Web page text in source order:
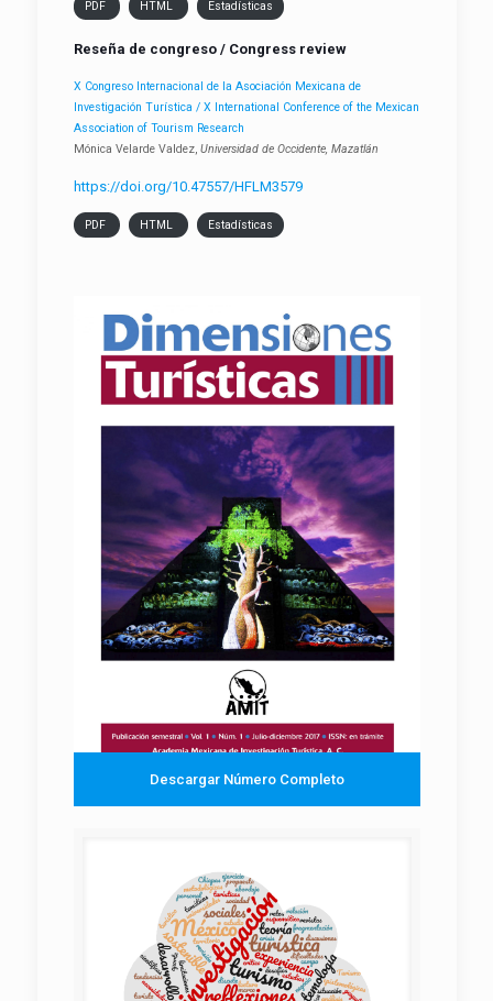
PDF HTML Estadísticas
Reseña de congreso / Congress review
X Congreso Internacional de la Asociación Mexicana de
Investigación Turística / X International Conference of the Mexican
Association of Tourism Research
Mónica Velarde Valdez, Universidad de Occidente, Mazatlán
https://doi.org/10.47557/HFLM3579
PDF HTML Estadísticas
Descargar Número Completo